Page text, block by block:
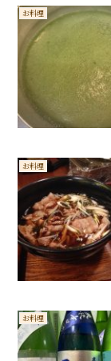
お料理
お料理
お料理